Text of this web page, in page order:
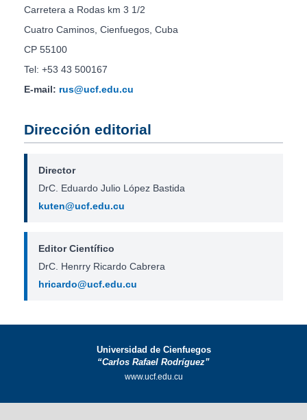
Carretera a Rodas km 3 1/2
Cuatro Caminos, Cienfuegos, Cuba
CP 55100
Tel: +53 43 500167
E-mail: rus@ucf.edu.cu
Dirección editorial
Director
DrC. Eduardo Julio López Bastida
kuten@ucf.edu.cu
Editor Científico
DrC. Henrry Ricardo Cabrera
hricardo@ucf.edu.cu
Universidad de Cienfuegos
“Carlos Rafael Rodríguez”
www.ucf.edu.cu